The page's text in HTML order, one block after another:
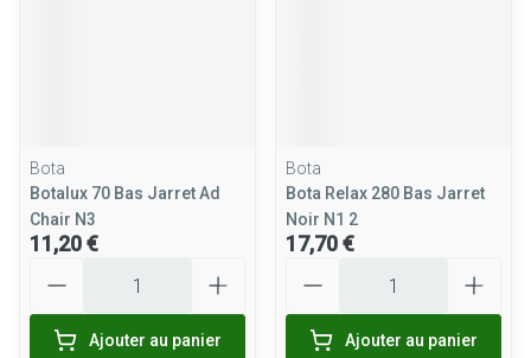
Bota
Botalux 70 Bas Jarret Ad
Chair N3
11,20 €
Ajouter au panier
Bota
Bota Relax 280 Bas Jarret
Noir N1 2
17,70 €
Ajouter au panier